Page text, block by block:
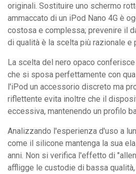
originali. Sostituire uno schermo
ammaccato di un iPod Nano 4G è
costosa e complessa; prevenire il
di qualità è la scelta più razionale e
La scelta del nero opaco
che si sposa perfettamente con
l'iPod un accessorio discreto ma
riflettente evita inoltre che il
eccessiva, mantenendo un profilo
Analizzando l'esperienza d'uso a
come il silicone mantenga la sua
anni. Non si verifica l'effetto di
affligge le custodie di bassa